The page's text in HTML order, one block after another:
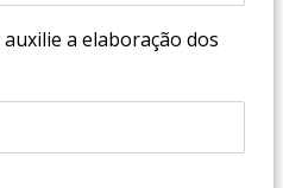
a elaboração dos